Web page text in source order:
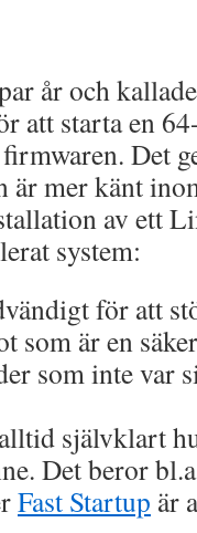
år och
att starta en
Det
är mer känt
av ett
system:
för att
som är en
som inte var
självklart
Det beror
Fast Startup är